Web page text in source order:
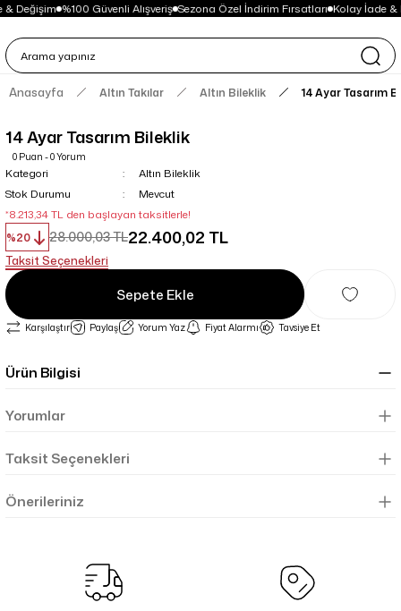
Değişim %100 Güvenli Alışveriş Sezona Özel İndirim Fırsatları Kolay İade &
Anasayfa Altın Takılar Altın Bileklik 14 Ayar Tasarım
14 Ayar Tasarım Bileklik
0 Puan - 0 Yorum
Kategori
Altın Bileklik
Stok Durumu
Mevcut
*8.213,34 TL den başlayan taksitlerle!
%20
28.000,03 TL22.400,02 TL
Taksit Seçenekleri
Sepete Ekle
Karşılaştır Paylaş Yorum Yaz Fiyat Alarmı Tavsiye Et
Ürün Bilgisi
Yorumlar
Taksit Seçenekleri
Önerileriniz